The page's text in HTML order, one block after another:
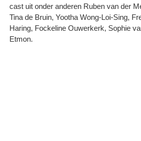
cast uit onder anderen Ruben van der
Tina de Bruin, Yootha Wong-Loi-Sing,
Haring, Fockeline Ouwerkerk, Sophie
Etmon.